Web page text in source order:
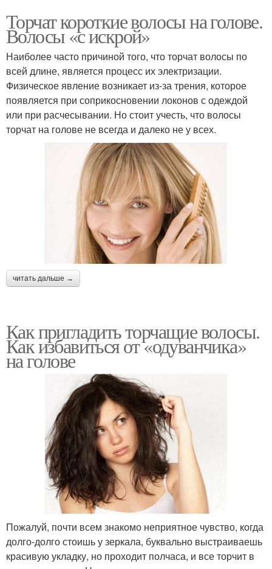
Торчат короткие волосы на голове.
Волосы «с искрой»
Наиболее часто причиной того, что торчат волосы по
всей длине, является процесс их электризации.
Физическое явление возникает из-за трения, которое
появляется при соприкосновении локонов с одеждой
или при расчесывании. Но стоит учесть, что волосы
торчат на голове не всегда и далеко не у всех.
читать дальше →
Как пригладить торчащие волосы.
Как избавиться от «одуванчика»
на голове
Пожалуй, почти всем знакомо неприятное чувство, когда
долго-долго стоишь у зеркала, буквально выстраиваешь
красивую укладку, но проходит полчаса, и все торчит в